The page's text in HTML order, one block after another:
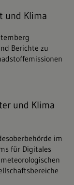
und Klima
Berichte zu
und Klima
im
für Digitales